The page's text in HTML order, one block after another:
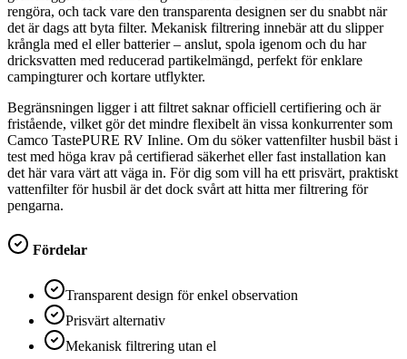
rengöra, och tack vare den transparenta designen ser du snabbt när
det är dags att byta filter. Mekanisk filtrering innebär att du slipper
krångla med el eller batterier – anslut, spola igenom och du har
dricksvatten med reducerad partikelmängd, perfekt för enklare
campingturer och kortare utflykter.
Begränsningen ligger i att filtret saknar officiell certifiering och är
fristående, vilket gör det mindre flexibelt än vissa konkurrenter som
Camco TastePURE RV Inline. Om du söker vattenfilter husbil bäst i
test med höga krav på certifierad säkerhet eller fast installation kan
det här vara värt att väga in. För dig som vill ha ett prisvärt, praktiskt
vattenfilter för husbil är det dock svårt att hitta mer filtrering för
pengarna.
Fördelar
Transparent design för enkel observation
Prisvärt alternativ
Mekanisk filtrering utan el